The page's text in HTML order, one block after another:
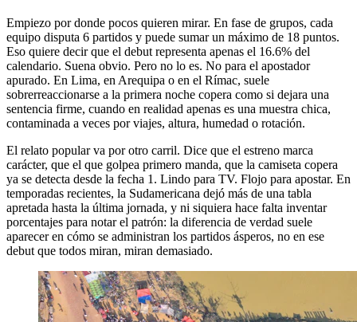
Empiezo por donde pocos quieren mirar. En fase de grupos, cada
equipo disputa 6 partidos y puede sumar un máximo de 18 puntos.
Eso quiere decir que el debut representa apenas el 16.6% del
calendario. Suena obvio. Pero no lo es. No para el apostador
apurado. En Lima, en Arequipa o en el Rímac, suele
sobrerreaccionarse a la primera noche copera como si dejara una
sentencia firme, cuando en realidad apenas es una muestra chica,
contaminada a veces por viajes, altura, humedad o rotación.
El relato popular va por otro carril. Dice que el estreno marca
carácter, que el que golpea primero manda, que la camiseta copera
ya se detecta desde la fecha 1. Lindo para TV. Flojo para apostar. En
temporadas recientes, la Sudamericana dejó más de una tabla
apretada hasta la última jornada, y ni siquiera hace falta inventar
porcentajes para notar el patrón: la diferencia de verdad suele
aparecer en cómo se administran los partidos ásperos, no en ese
debut que todos miran, miran demasiado.